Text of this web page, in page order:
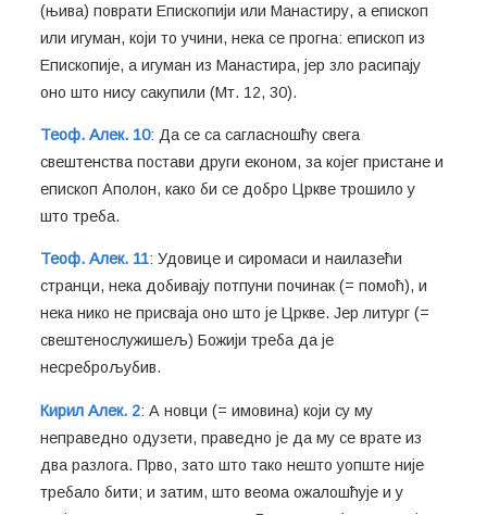
(њива) поврати Епископији или Манастиру, а епископ
или игуман, који то учини, нека се прогна: епископ из
Епископије, а игуман из Манастира, јер зло расипају
оно што нису сакупили (Мт. 12, 30).
Теоф. Алек. 10: Да се са сагласношћу свега
свештенства постави други економ, за којег пристане и
епископ Аполон, како би се добро Цркве трошило у
што треба.
Теоф. Алек. 11: Удовице и сиромаси и наилазећи
странци, нека добивају потпуни починак (= помоћ), и
нека нико не присваја оно што је Цркве. Јер литург (=
свештенослужишељ) Божији треба да је
несреброљубив.
Кирил Алек. 2: А новци (= имовина) који су му
неправедно одузети, праведно је да му се врате из
два разлога. Прво, зато што тако нешто уопште није
требало бити; и затим, што веома ожалошћује и у